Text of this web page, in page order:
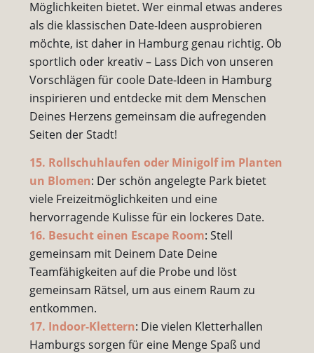
Möglichkeiten bietet. Wer einmal etwas anderes
als die klassischen Date-Ideen ausprobieren
möchte, ist daher in Hamburg genau richtig. Ob
sportlich oder kreativ – Lass Dich von unseren
Vorschlägen für coole Date-Ideen in Hamburg
inspirieren und entdecke mit dem Menschen
Deines Herzens gemeinsam die aufregenden
Seiten der Stadt!
15. Rollschuhlaufen oder Minigolf im Planten
un Blomen: Der schön angelegte Park bietet
viele Freizeitmöglichkeiten und eine
hervorragende Kulisse für ein lockeres Date.
16. Besucht einen Escape Room: Stell
gemeinsam mit Deinem Date Deine
Teamfähigkeiten auf die Probe und löst
gemeinsam Rätsel, um aus einem Raum zu
entkommen.
17. Indoor-Klettern: Die vielen Kletterhallen
Hamburgs sorgen für eine Menge Spaß und